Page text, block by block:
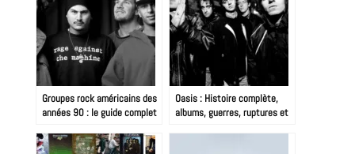
Groupes rock américains des
années 90 : le guide complet
Oasis : Histoire complète,
albums, guerres, ruptures et